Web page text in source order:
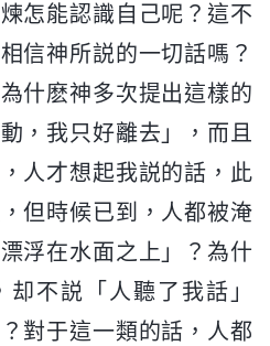
怎能認識自己呢？這不
信神所説的一切話嗎？
什麽神多次提出這樣的
，我只好離去」，而且
人才想起我説的話，此
但時候已到，人都被淹
浮在水面之上」？為什
不説「人聽了我話」
對于這一類的話，人都